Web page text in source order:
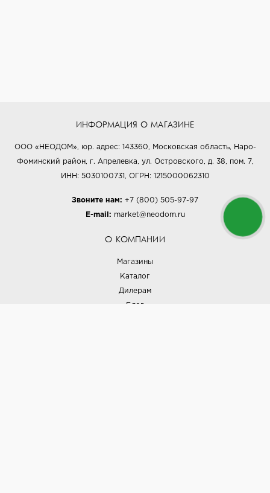
ИНФОРМАЦИЯ О МАГАЗИНЕ
ООО «НЕОДОМ», юр. адрес: 143360, Московская область, Наро-
Фоминский район, г. Апрелевка, ул. Островского, д. 38, пом. 7,
ИНН: 5030100731, ОГРН: 1215000062310
Звоните нам: +7 (800) 505-97-97
E-mail: market@neodom.ru
О КОМПАНИИ
Магазины
Каталог
Дилерам
Блог